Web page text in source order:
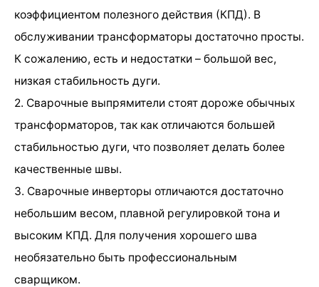
коэффициентом полезного действия (КПД). В
обслуживании трансформаторы достаточно просты.
К сожалению, есть и недостатки – большой вес,
низкая стабильность дуги.
2. Сварочные выпрямители стоят дороже обычных
трансформаторов, так как отличаются большей
стабильностью дуги, что позволяет делать более
качественные швы.
3. Сварочные инверторы отличаются достаточно
небольшим весом, плавной регулировкой тона и
высоким КПД. Для получения хорошего шва
необязательно быть профессиональным
сварщиком.